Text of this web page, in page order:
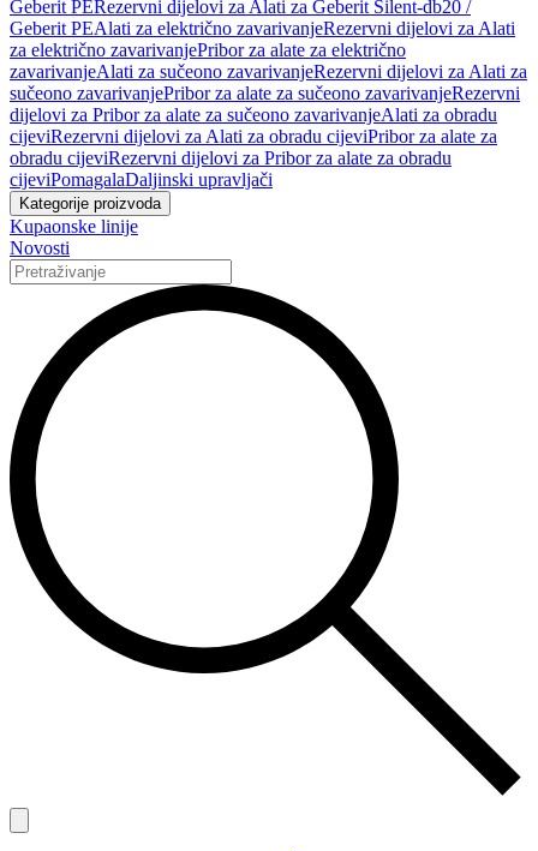
Geberit PERezervni dijelovi za Alati za Geberit Silent-db20 /
Geberit PEAlati za električno zavarivanjeRezervni dijelovi za Alati
za električno zavarivanjePribor za alate za električno
zavarivanjeAlati za sučeono zavarivanjeRezervni dijelovi za Alati za
sučeono zavarivanjePribor za alate za sučeono zavarivanjeRezervni
dijelovi za Pribor za alate za sučeono zavarivanjeAlati za obradu
cijeviRezervni dijelovi za Alati za obradu cijeviPribor za alate za
obradu cijeviRezervni dijelovi za Pribor za alate za obradu
cijeviPomagalaDaljinski upravljači
Kategorije proizvoda
Kupaonske linije
Novosti